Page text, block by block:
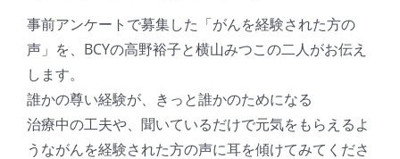
事前アンケートで募集した「がんを経験された方の
声」を、BCYの高野裕子と横山みつこの二人がお伝え
します。
誰かの尊い経験が、きっと誰かのためになる
治療中の工夫や、聞いているだけで元気をもらえるよ
うながんを経験された方の声に耳を傾けてみてくださ